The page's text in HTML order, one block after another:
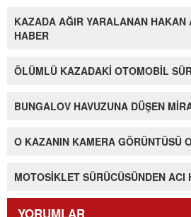
KAZADA AĞIR YARALANAN HAKAN
HABER
ÖLÜMLÜ KAZADAKİ OTOMOBİL
BUNGALOV HAVUZUNA DÜŞEN
O KAZANIN KAMERA GÖRÜNTÜSÜ
MOTOSİKLET SÜRÜCÜSÜNDEN ACI
YORUMLAR